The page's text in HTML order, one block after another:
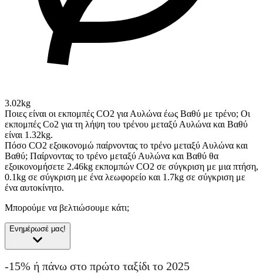
3.02kg
Ποιες είναι οι εκπομπές CO2 για Αυλώνα έως Βαθύ με τρένο; Οι
εκπομπές Co2 για τη λήψη του τρένου μεταξύ Αυλώνα και Βαθύ
είναι 1.32kg.
Πόσο CO2 εξοικονομώ παίρνοντας το τρένο μεταξύ Αυλώνα και
Βαθύ; Παίρνοντας το τρένο μεταξύ Αυλώνα και Βαθύ θα
εξοικονομήσετε 2.46kg εκπομπών CO2 σε σύγκριση με μια πτήση,
0.1kg σε σύγκριση με ένα λεωφορείο και 1.7kg σε σύγκριση με
ένα αυτοκίνητο.
Μπορούμε να βελτιώσουμε κάτι;
Ενημέρωσέ μας!
-15% ή πάνω στο πρώτο ταξίδι το 2025